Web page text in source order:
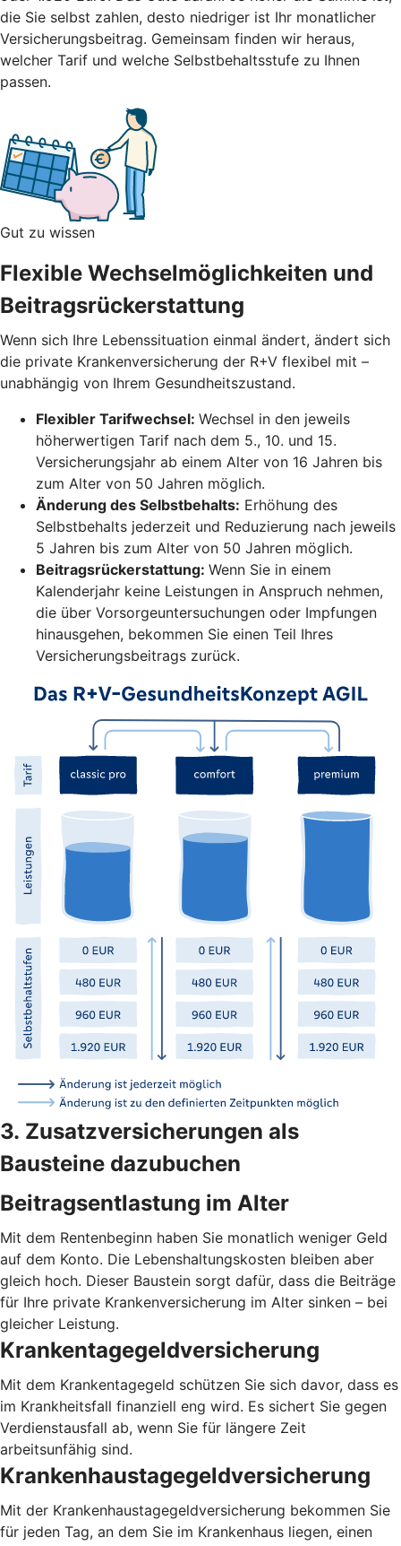
die Sie selbst zahlen, desto niedriger ist Ihr monatlicher
Versicherungsbeitrag. Gemeinsam finden wir heraus,
welcher Tarif und welche Selbstbehaltsstufe zu Ihnen
passen.
Gut zu wissen
Flexible Wechselmöglichkeiten und
Beitragsrückerstattung
Wenn sich Ihre Lebenssituation einmal ändert, ändert sich
die private Krankenversicherung der R+V flexibel mit –
unabhängig von Ihrem Gesundheitszustand.
Flexibler Tarifwechsel: Wechsel in den jeweils
höherwertigen Tarif nach dem 5., 10. und 15.
Versicherungsjahr ab einem Alter von 16 Jahren bis
zum Alter von 50 Jahren möglich.
Änderung des Selbstbehalts: Erhöhung des
Selbstbehalts jederzeit und Reduzierung nach jeweils
5 Jahren bis zum Alter von 50 Jahren möglich.
Beitragsrückerstattung: Wenn Sie in einem
Kalenderjahr keine Leistungen in Anspruch nehmen,
die über Vorsorgeuntersuchungen oder Impfungen
hinausgehen, bekommen Sie einen Teil Ihres
Versicherungsbeitrags zurück.
3. Zusatzversicherungen als
Bausteine dazubuchen
Beitragsentlastung im Alter
Mit dem Rentenbeginn haben Sie monatlich weniger Geld
auf dem Konto. Die Lebenshaltungskosten bleiben aber
gleich hoch. Dieser Baustein sorgt dafür, dass die Beiträge
für Ihre private Krankenversicherung im Alter sinken – bei
gleicher Leistung.
Krankentagegeldversicherung
Mit dem Krankentagegeld schützen Sie sich davor, dass es
im Krankheitsfall finanziell eng wird. Es sichert Sie gegen
Verdienstausfall ab, wenn Sie für längere Zeit
arbeitsunfähig sind.
Krankenhaustagegeldversicherung
Mit der Krankenhaustagegeldversicherung bekommen Sie
für jeden Tag, an dem Sie im Krankenhaus liegen, einen